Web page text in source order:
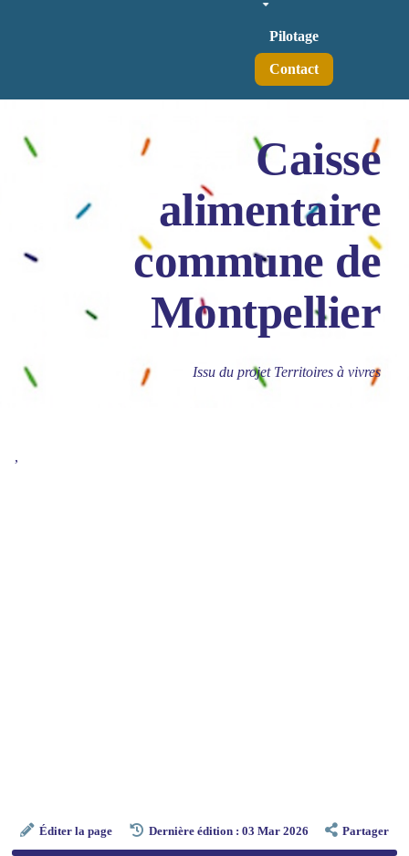
Pilotage
Contact
Caisse
alimentaire
commune de
Montpellier
Issu du projet Territoires à vivres
,
Éditer la page Dernière édition : 03 Mar 2026 Partager